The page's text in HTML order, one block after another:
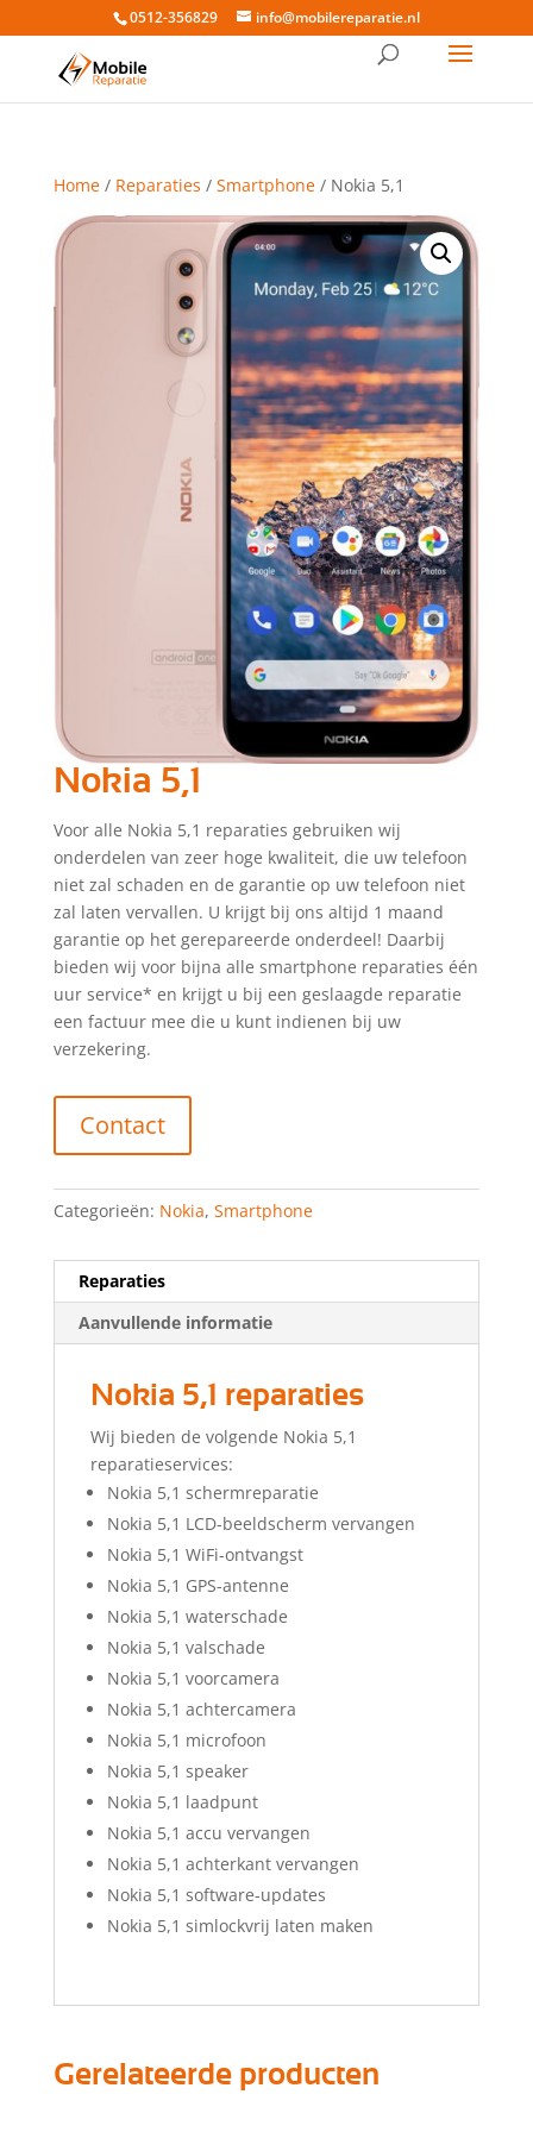
0512-356829 info@mobilereparatie.nl
Home/ Reparaties / Smartphone/ Nokia 5,1
Nokia 5,1
Voor alle Nokia 5,1 reparaties gebruiken wij
onderdelen van zeer hoge kwaliteit, die uw telefoon
niet zal schaden en de garantie op uw telefoon niet
zal laten vervallen. U krijgt bij ons altijd 1 maand
garantie op het gerepareerde onderdeel! Daarbij
bieden wij voor bijna alle smartphone reparaties één
uur service* en krijgt u bij een geslaagde reparatie
een factuur mee die u kunt indienen bij uw
verzekering.
Contact
Categorieën: Nokia, Smartphone
Reparaties
Aanvullende informatie
Nokia 5,1 reparaties
Wij bieden de volgende Nokia 5,1
reparatieservices:
Nokia 5,1 schermreparatie
Nokia 5,1 LCD-beeldscherm vervangen
Nokia 5,1 WiFi-ontvangst
Nokia 5,1 GPS-antenne
Nokia 5,1 waterschade
Nokia 5,1 valschade
Nokia 5,1 voorcamera
Nokia 5,1 achtercamera
Nokia 5,1 microfoon
Nokia 5,1 speaker
Nokia 5,1 laadpunt
Nokia 5,1 accu vervangen
Nokia 5,1 achterkant vervangen
Nokia 5,1 software-updates
Nokia 5,1 simlockvrij laten maken
Gerelateerde producten